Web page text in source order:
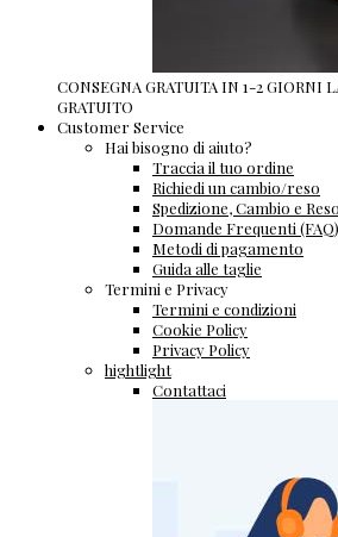
CONSEGNA GRATUITA IN 1-2 GIORNI
GRATUITO
Customer Service
Hai bisogno di aiuto?
Traccia il tuo ordine
Richiedi un cambio/reso
Spedizione, Cambio e Reso
Domande Frequenti (FAQ)
Metodi di pagamento
Guida alle taglie
Termini e Privacy
Termini e condizioni
Cookie Policy
Privacy Policy
hightlight
Contattaci